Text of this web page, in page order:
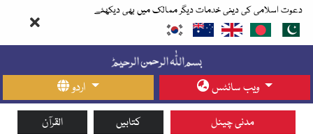
دعوت اسلامی کی دینی خدمات دیگر ممالک میں بھی دیکھئے
اردو ویب سائٹس
القرآن کتابیں مدنی چینل